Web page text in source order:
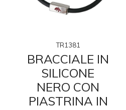
TR1381
BRACCIALE IN
SILICONE
NERO CON
PIASTRINA IN